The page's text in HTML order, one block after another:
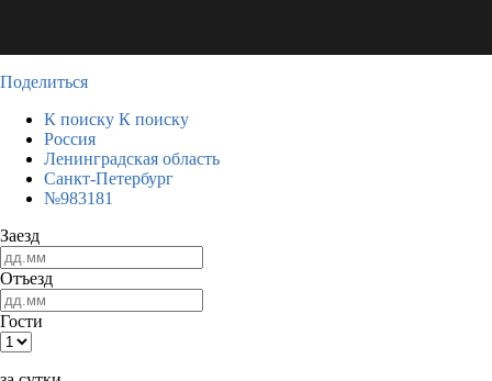
Поделиться
К поиску К поиску
Россия
Ленинградская область
Санкт-Петербург
№983181
Заезд
Отъезд
Гости